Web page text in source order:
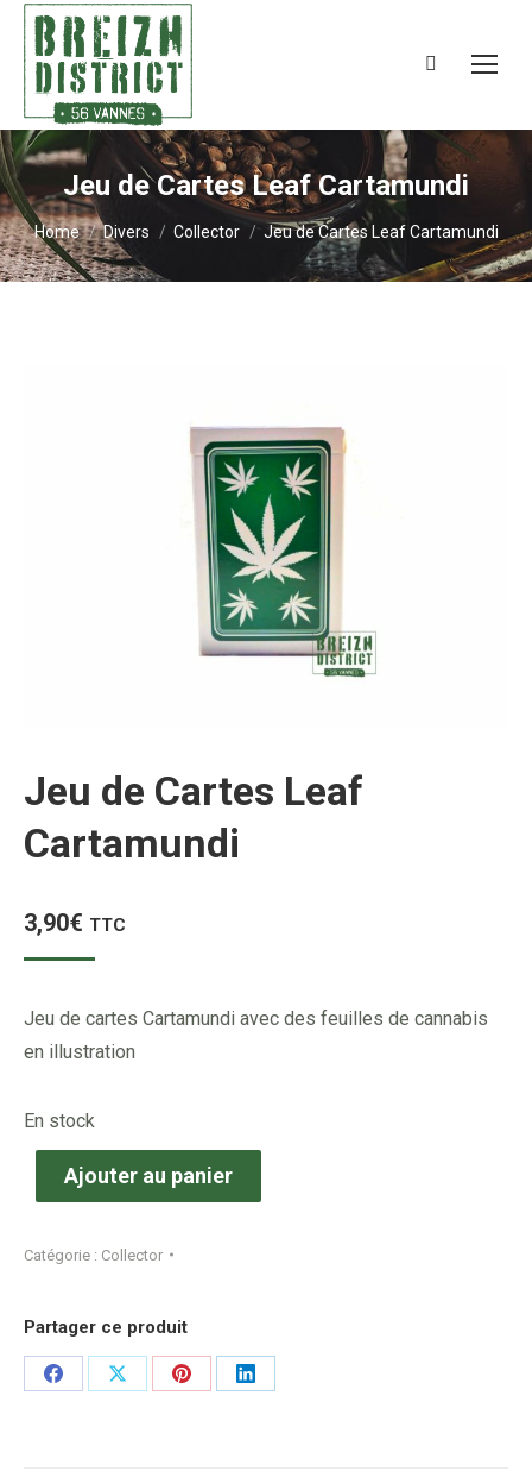
Search:
Jeu de Cartes Leaf Cartamundi
You are here:
Home Divers Collector Jeu de Cartes Leaf Cartamundi
Jeu de Cartes Leaf
Cartamundi
3,90€ TTC
Jeu de cartes Cartamundi avec des feuilles de cannabis
en illustration
En stock
Ajouter au panier
Catégorie : Collector
Partager ce produit
Share
Share
Share
Share